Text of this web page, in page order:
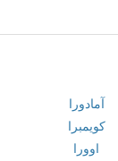
آمادورا
کویمبرا
اوورا